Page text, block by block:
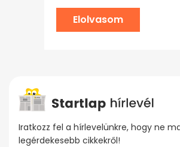
Elolvasom
Iratkozz fel a hírlevelünkre, hogy ne
legérdekesebb cikkekről!